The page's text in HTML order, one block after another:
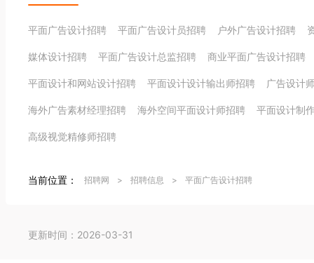
平面广告设计招聘 平面广告设计员招聘 户外广告设计招聘
媒体设计招聘 平面广告设计总监招聘 商业平面广告设计招聘
平面设计和网站设计招聘 平面设计设计输出师招聘 广告设计
海外广告素材经理招聘 海外空间平面设计师招聘 平面设计制
高级视觉精修师招聘
当前位置： 招聘网 > 招聘信息 > 平面广告设计招聘
更新时间：2026-03-31